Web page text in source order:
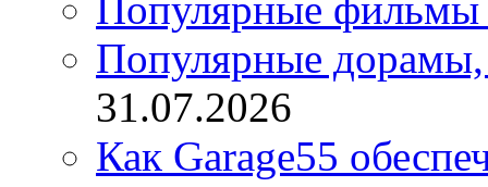
Популярные фильмы
Популярные дорамы,
31.07.2026
Как Garage55